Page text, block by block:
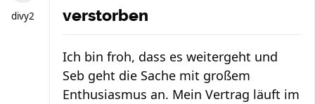
divy2
verstorben
Ich bin froh, dass es weitergeht und
Seb geht die Sache mit großem
Enthusiasmus an. Mein Vertrag läuft im